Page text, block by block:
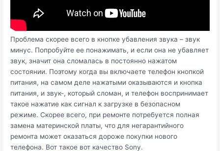
Проблема скорее всего в кнопке убавления звука – звук
минус. Попробуйте ее понажимать, и если она не убавляет
звук, значит она сломалась в постоянно нажатом
состоянии. Поэтому когда вы включаете телефон кнопкой
питания, на самом деле нажатыми оказываются и кнопка
питания, и звук-, который сломан, и телефон воспринимает
такое нажатие как сигнал к загрузке в безопасном
режиме. Скорее всего, при ремонте потребуется полная
замена материнской платы, что для негарантийного
ремонта может оказаться дороже покупки нового
телефона. Вот такое вот качество Sony.